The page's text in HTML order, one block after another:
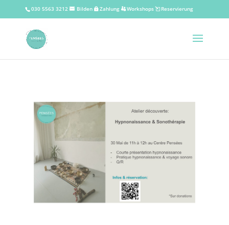
030 5563 3212 Bilden Zahlung Workshops Reservierung